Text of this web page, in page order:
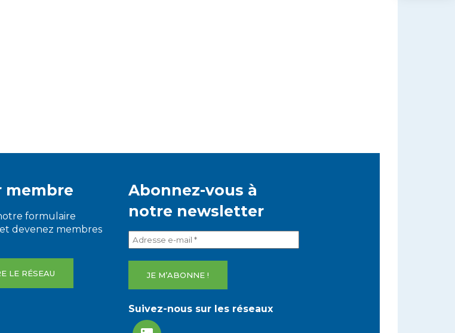
membre
formulaire
devenez membres
LE RÉSEAU
Abonnez-vous à
notre newsletter
Suivez-nous sur les réseaux